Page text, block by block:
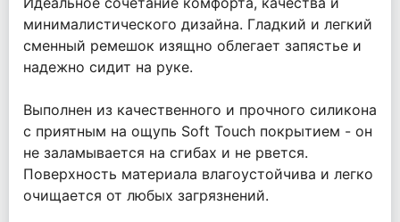
минималистического дизайна. Гладкий и легкий
сменный ремешок изящно облегает запястье и
надежно сидит на руке.
Выполнен из качественного и прочного силикона
с приятным на ощупь Soft Touch покрытием - он
не заламывается на сгибах и не рвется.
Поверхность материала влагоустойчива и легко
очищается от любых загрязнений.